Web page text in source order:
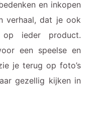
en inkopen
verhaal, dat je ook
ieder product.
een speelse en
je terug op foto’s
gezellig kijken in